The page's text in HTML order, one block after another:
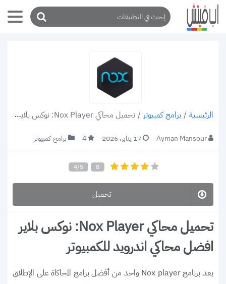
الرئيسية / برامج كمبيوتر / تحميل محاكي Nox Player: نوكس بلاير افضل محاكي اندرويد للكمبيوتر
Ayman Mansour 17 يناير، 2026 4 برامج كمبيوتر
4/5 8
تحميل
تحميل محاكي Nox Player: نوكس بلاير
افضل محاكي اندرويد للكمبيوتر
يعد برنامج Nox player واحد من أفضل برامج المحاكاة على الإطلاق